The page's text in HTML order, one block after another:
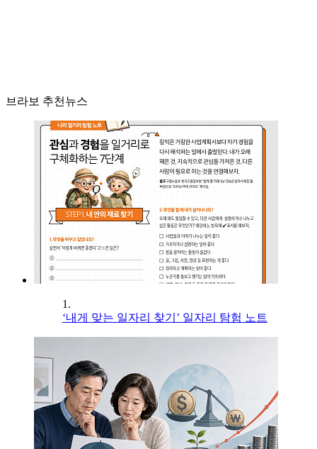
브라보 추천뉴스
1.
‘내게 맞는 일자리 찾기’ 일자리 탐험 노트